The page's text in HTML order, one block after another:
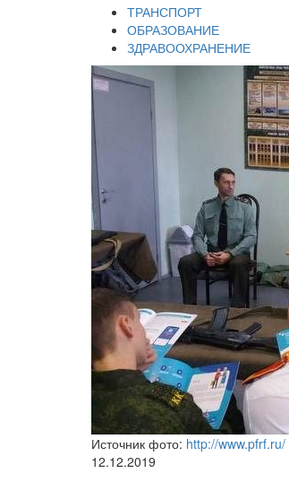
ТРАНСПОРТ
ОБРАЗОВАНИЕ
ЗДРАВООХРАНЕНИЕ
Источник фото: http://www.pfrf.ru/
12.12.2019